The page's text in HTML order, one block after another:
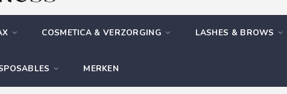
COSMETICA & VERZORGING LASHES & BROWS
MERKEN